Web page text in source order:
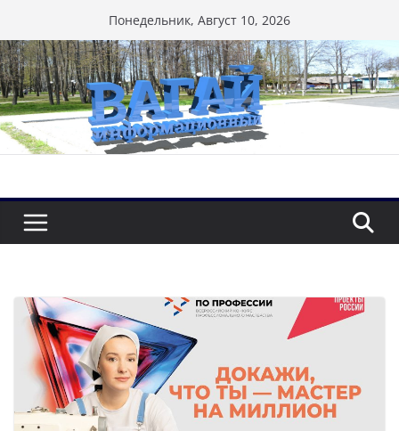
к
содержимому
Понедельник, Август 10, 2026